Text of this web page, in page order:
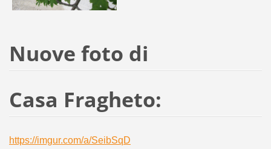
Nuove foto di
Casa Fragheto:
https://imgur.com/a/SeibSqD